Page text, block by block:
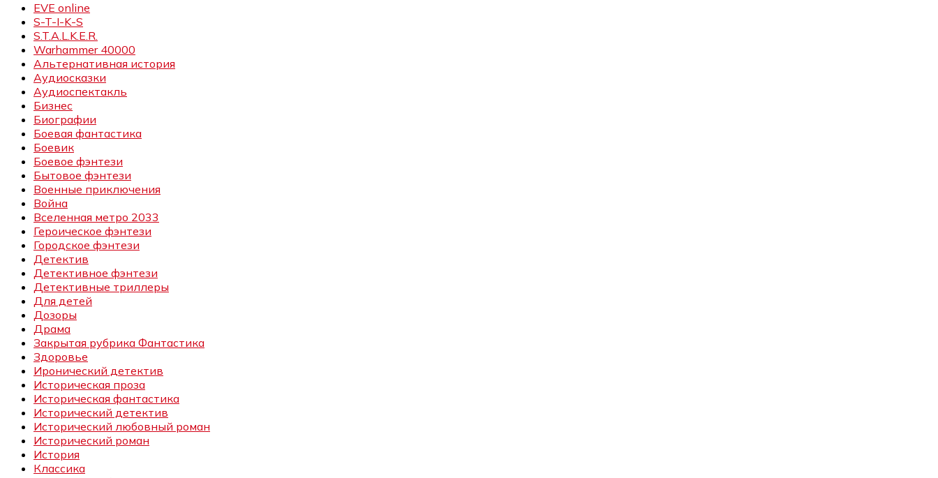
EVE online
S-T-I-K-S
S.T.A.L.K.E.R.
Warhammer 40000
Альтернативная история
Аудиосказки
Аудиоспектакль
Бизнес
Биографии
Боевая фантастика
Боевик
Боевое фэнтези
Бытовое фэнтези
Военные приключения
Война
Вселенная метро 2033
Героическое фэнтези
Городское фэнтези
Детектив
Детективное фэнтези
Детективные триллеры
Для детей
Дозоры
Драма
Закрытая рубрика Фантастика
Здоровье
Иронический детектив
Историческая проза
Историческая фантастика
Исторический детектив
Исторический любовный роман
Исторический роман
История
Классика